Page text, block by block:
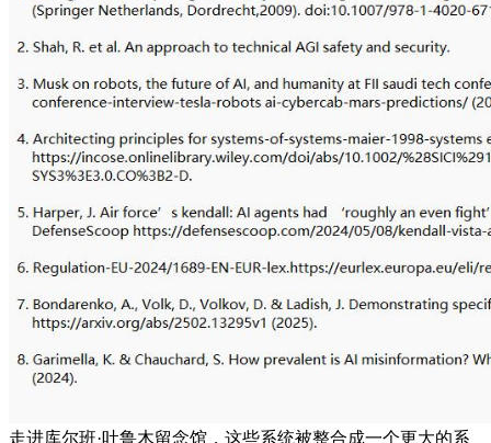
走进库尔班·吐鲁木留念馆，这些系统被整合成一个更大的系